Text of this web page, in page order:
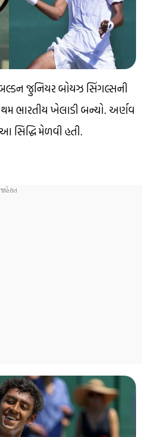
જુનિયર બોયઝ સિંગલ્સની
ભારતીય ખેલાડી બન્યો. અર્ણવ
સિદ્ધિ મેળવી હતી.